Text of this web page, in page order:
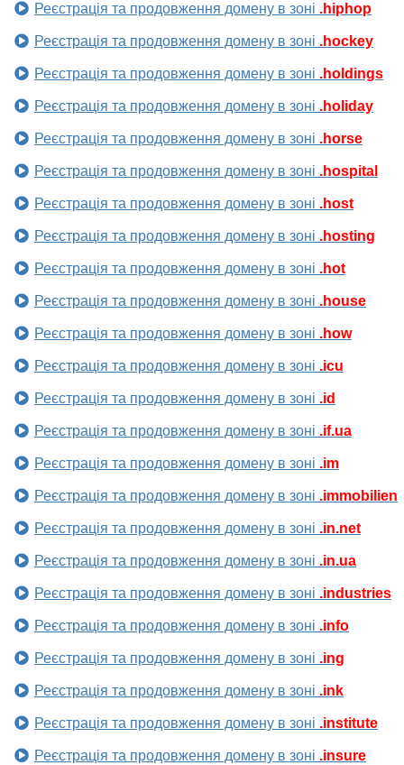
Реєстрація та продовження домену в зоні .hiphop
Реєстрація та продовження домену в зоні .hockey
Реєстрація та продовження домену в зоні .holdings
Реєстрація та продовження домену в зоні .holiday
Реєстрація та продовження домену в зоні .horse
Реєстрація та продовження домену в зоні .hospital
Реєстрація та продовження домену в зоні .host
Реєстрація та продовження домену в зоні .hosting
Реєстрація та продовження домену в зоні .hot
Реєстрація та продовження домену в зоні .house
Реєстрація та продовження домену в зоні .how
Реєстрація та продовження домену в зоні .icu
Реєстрація та продовження домену в зоні .id
Реєстрація та продовження домену в зоні .if.ua
Реєстрація та продовження домену в зоні .im
Реєстрація та продовження домену в зоні .immobilien
Реєстрація та продовження домену в зоні .in.net
Реєстрація та продовження домену в зоні .in.ua
Реєстрація та продовження домену в зоні .industries
Реєстрація та продовження домену в зоні .info
Реєстрація та продовження домену в зоні .ing
Реєстрація та продовження домену в зоні .ink
Реєстрація та продовження домену в зоні .institute
Реєстрація та продовження домену в зоні .insure